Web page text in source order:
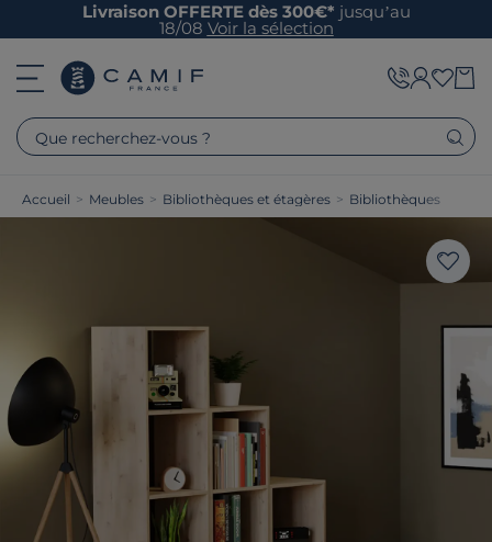
Livraison OFFERTE dès 300€* jusqu’au
18/08 Voir la sélection
Que recherchez-vous ?
Accueil > Meubles > Bibliothèques et étagères > Bibliothèques